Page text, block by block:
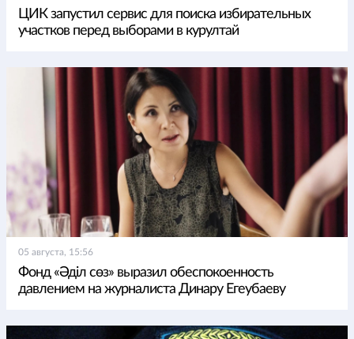
ЦИК запустил сервис для поиска избирательных
участков перед выборами в курултай
05 августа, 15:56
Фонд «Әділ сөз» выразил обеспокоенность
давлением на журналиста Динару Егеубаеву